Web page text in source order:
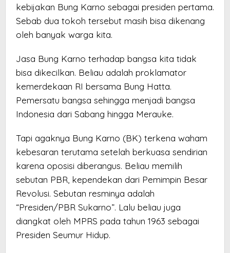
kebijakan Bung Karno sebagai presiden pertama.
Sebab dua tokoh tersebut masih bisa dikenang
oleh banyak warga kita.
Jasa Bung Karno terhadap bangsa kita tidak
bisa dikecilkan. Beliau adalah proklamator
kemerdekaan RI bersama Bung Hatta.
Pemersatu bangsa sehingga menjadi bangsa
Indonesia dari Sabang hingga Merauke.
Tapi agaknya Bung Karno (BK) terkena waham
kebesaran terutama setelah berkuasa sendirian
karena oposisi diberangus. Beliau memilih
sebutan PBR, kependekan dari Pemimpin Besar
Revolusi. Sebutan resminya adalah
“Presiden/PBR Sukarno”. Lalu beliau juga
diangkat oleh MPRS pada tahun 1963 sebagai
Presiden Seumur Hidup.